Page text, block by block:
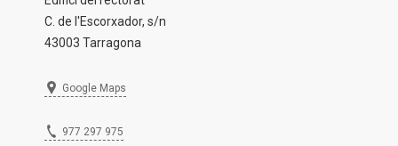
C. de l'Escorxador, s/n
43003 Tarragona
Google Maps
977 297 975